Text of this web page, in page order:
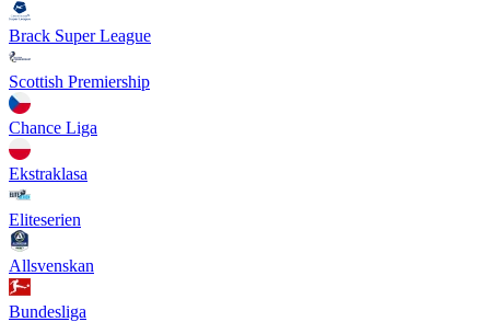
Brack Super League
Scottish Premiership
Chance Liga
Ekstraklasa
Eliteserien
Allsvenskan
Bundesliga